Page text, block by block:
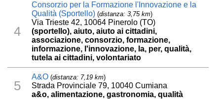
4
Consorzio per la Formazione l'Innovazione e la
Qualità (Sportello) (distanza: 3,75 km)
Via Trieste 42, 10064 Pinerolo (TO)
(sportello), aiuto, aiuto ai cittadini,
associazione, consorzio, formazione,
informazione, l'innovazione, la, per, qualità,
tutela ai cittadini, volontariato
5
A&O (distanza: 7,19 km)
Strada Provinciale 79, 10040 Cumiana
a&o, alimentazione, gastronomia, qualità